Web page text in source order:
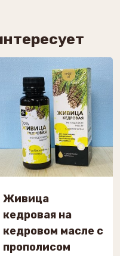
Живица
кедровая на
кедровом масле с
прополисом